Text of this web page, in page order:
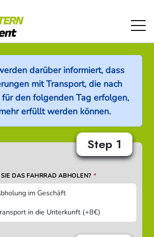
darüber informiert, dass
mit Transport, die nach
den folgenden Tag erfolgen,
erfüllt werden können.
Step 1
DAS FAHRRAD ABHOLEN? *
im Geschäft
in die Unterkunft (+8€)